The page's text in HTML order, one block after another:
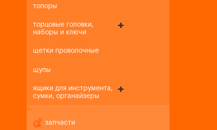
топоры
торцовые головки,
наборы и ключи
щетки проволочные
щупы
ящики для инструмента,
сумки, органайзеры
+-
запчасти